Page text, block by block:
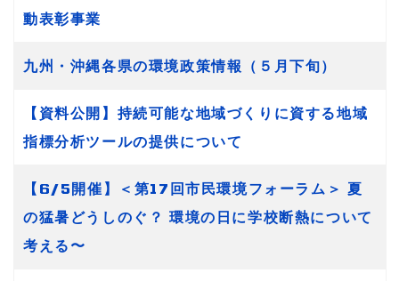
動表彰事業
九州・沖縄各県の環境政策情報（５月下旬）
【資料公開】持続可能な地域づくりに資する地域
指標分析ツールの提供について
【6/5開催】＜第17回市民環境フォーラム＞ 夏
の猛暑どうしのぐ？ 環境の日に学校断熱について
考える〜